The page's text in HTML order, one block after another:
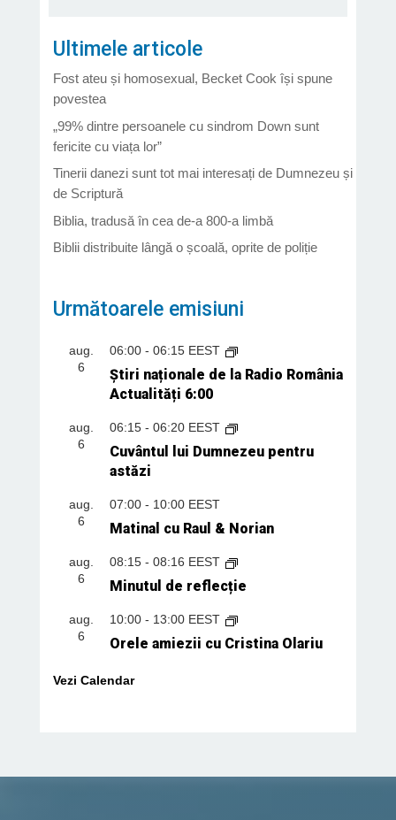
Ultimele articole
Fost ateu și homosexual, Becket Cook își spune
povestea
„99% dintre persoanele cu sindrom Down sunt
fericite cu viața lor”
Tinerii danezi sunt tot mai interesați de Dumnezeu și
de Scriptură
Biblia, tradusă în cea de-a 800-a limbă
Biblii distribuite lângă o școală, oprite de poliție
Următoarele emisiuni
aug.
6
06:00- 06:15 EEST
Știri naționale de la Radio România
Actualități 6:00
aug.
6
06:15- 06:20 EEST
Cuvântul lui Dumnezeu pentru
astăzi
aug.
6
07:00- 10:00 EEST
Matinal cu Raul & Norian
aug.
6
08:15- 08:16 EEST
Minutul de reflecție
aug.
6
10:00- 13:00 EEST
Orele amiezii cu Cristina Olariu
Vezi Calendar